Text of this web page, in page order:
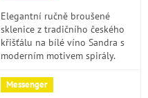
Elegantní ručně broušené
sklenice z tradičního českého
křišťálu na bílé víno Sandra s
moderním motivem spirály.
příležitosti i každodenní
užívání....
Messenger